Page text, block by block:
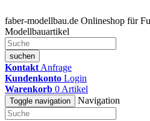
faber-modellbau.de Onlineshop für
Modellbauartikel
suchen
Kontakt Anfrage
Kundenkonto Login
Warenkorb 0 Artikel
Toggle navigation Navigation